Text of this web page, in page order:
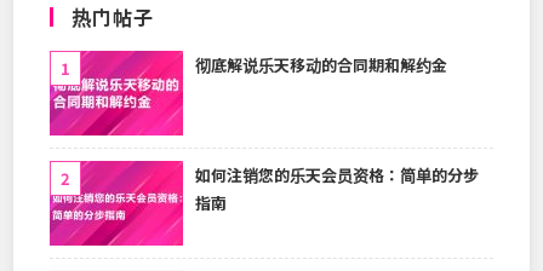
热门帖子
彻底解说乐天移动的合同期和解约金
如何注销您的乐天会员资格：简单的分步
指南